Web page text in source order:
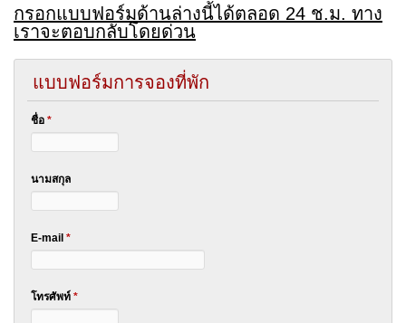
กรอกแบบฟอร์มด้านล่างนี้ได้ตลอด 24 ช.ม. ทาง
เราจะตอบกลับโดยด่วน
แบบฟอร์มการจองที่พัก
ชื่อ *
นามสกุล
E-mail *
โทรศัพท์ *